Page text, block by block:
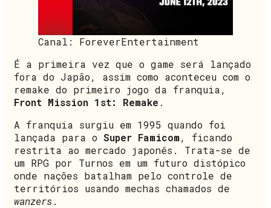
Canal: ForeverEntertainment
É a primeira vez que o game será lançado
fora do Japão, assim como aconteceu com o
remake do primeiro jogo da franquia,
Front Mission 1st: Remake .
A franquia surgiu em 1995 quando foi
lançada para o Super Famicom, ficando
restrita ao mercado japonês. Trata-se de
um RPG por Turnos em um futuro distópico
onde nações batalham pelo controle de
territórios usando mechas chamados de
wanzers.